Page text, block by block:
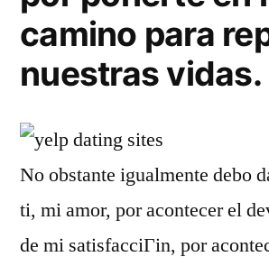
camino para
nuestras vidas.
No obstante igualmente debo
ti, mi amor, por acontecer el
de mi satisfacciГіn, por